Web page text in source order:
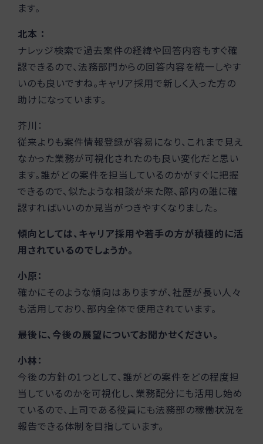
ます。
北本 ：
ナレッジ検索で過去案件の経緯や回答内容もすぐ確
認できるので、法務部門からの回答内容を統一しやす
いのも良いですね。キャリア採用で新しく入った方の
助けになっています。
芥川：
従来よりも案件情報登録が容易になり、これまで見え
なかった業務が可視化されたのも良い変化だと思い
ます。誰がどの案件を担当しているのかがすぐに把握
できるので、似たような相談が来た際、部内の誰に確
認すればいいのか見当がつきやすくなりました。
傾向としては、キャリア採用や若手の方が積極的に活
用されているのでしょうか。
小原：
確かにそのような傾向はありますが、社歴が長い人々
も活用しており、部内全体で使用されています。
最後に、今後の展望についてお聞かせください。
小林：
今後の方針の1つとして、誰がどの案件をどの程度担
当しているのかを可視化し、業務配分にも活用し始め
ているので、上司である役員にも法務部の稼働状況を
報告できる体制を目指しています。